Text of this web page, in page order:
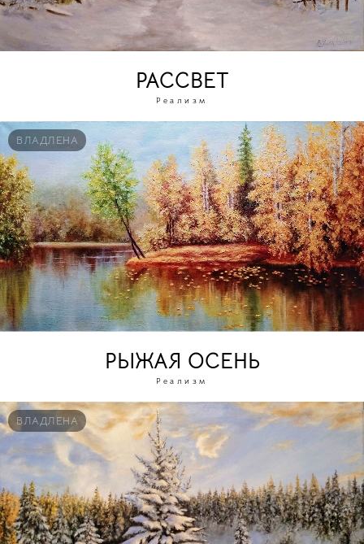
РАССВЕТ
Реализм
ВЛАДЛЕНА
РЫЖАЯ ОСЕНЬ
Реализм
ВЛАДЛЕНА